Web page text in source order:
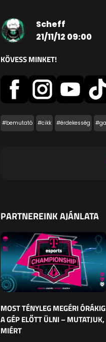
Scheff
21/11/12 09:00
KÖVESS MINKET!
#bemutató #cikk #érdekesség
PARTNEREINK AJÁNLATA
MOST TÉNYLEG MEGÉRI ÓRÁKIG
A GÉP ELŐTT ÜLNI – MUTATJUK,
MIÉRT